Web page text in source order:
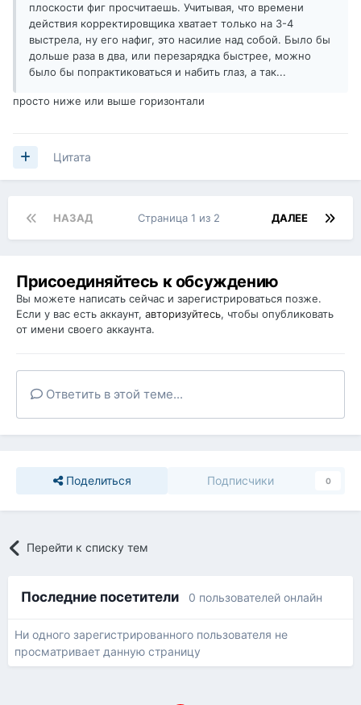
плоскости фиг просчитаешь. Учитывая, что времени
действия корректировщика хватает только на 3-4
выстрела, ну его нафиг, это насилие над собой. Было бы
дольше раза в два, или перезарядка быстрее, можно
было бы попрактиковаться и набить глаз, а так...
просто ниже или выше горизонтали
Цитата
НАЗАД ДАЛЕЕ
Страница 1 из 2
Присоединяйтесь к обсуждению
Вы можете написать сейчас и зарегистрироваться позже.
Если у вас есть аккаунт, авторизуйтесь, чтобы опубликовать
от имени своего аккаунта.
Ответить в этой теме...
Поделиться Подписчики 0
Перейти к списку тем
Последние посетители 0 пользователей онлайн
Ни одного зарегистрированного пользователя не
просматривает данную страницу